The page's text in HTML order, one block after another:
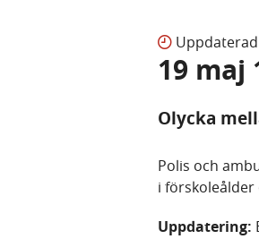
Uppdaterad
19 maj
Olycka
Polis och
i förskoleålder
Uppdatering: